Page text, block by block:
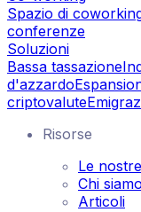
Spazio di
conferenze
Soluzioni
Bassa tassazione
d'azzardo
criptovalute
Risorse
Le
Chi siamo
Articoli